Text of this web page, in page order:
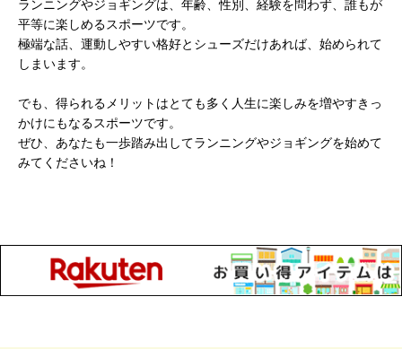
ランニングやジョギングは、年齢、性別、経験を問わず、誰もが
平等に楽しめるスポーツです。
極端な話、運動しやすい格好とシューズだけあれば、始められて
しまいます。
でも、得られるメリットはとても多く人生に楽しみを増やすきっ
かけにもなるスポーツです。
ぜひ、あなたも一歩踏み出してランニングやジョギングを始めて
みてくださいね！